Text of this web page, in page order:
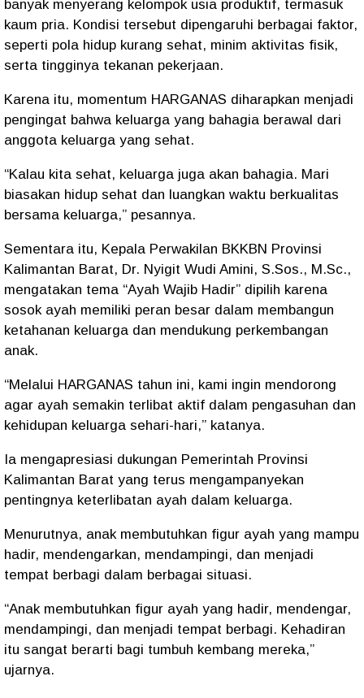
banyak menyerang kelompok usia produktif, termasuk
kaum pria. Kondisi tersebut dipengaruhi berbagai faktor,
seperti pola hidup kurang sehat, minim aktivitas fisik,
serta tingginya tekanan pekerjaan.
Karena itu, momentum HARGANAS diharapkan menjadi
pengingat bahwa keluarga yang bahagia berawal dari
anggota keluarga yang sehat.
“Kalau kita sehat, keluarga juga akan bahagia. Mari
biasakan hidup sehat dan luangkan waktu berkualitas
bersama keluarga,” pesannya.
Sementara itu, Kepala Perwakilan BKKBN Provinsi
Kalimantan Barat, Dr. Nyigit Wudi Amini, S.Sos., M.Sc.,
mengatakan tema “Ayah Wajib Hadir” dipilih karena
sosok ayah memiliki peran besar dalam membangun
ketahanan keluarga dan mendukung perkembangan
anak.
“Melalui HARGANAS tahun ini, kami ingin mendorong
agar ayah semakin terlibat aktif dalam pengasuhan dan
kehidupan keluarga sehari-hari,” katanya.
Ia mengapresiasi dukungan Pemerintah Provinsi
Kalimantan Barat yang terus mengampanyekan
pentingnya keterlibatan ayah dalam keluarga.
Menurutnya, anak membutuhkan figur ayah yang mampu
hadir, mendengarkan, mendampingi, dan menjadi
tempat berbagi dalam berbagai situasi.
“Anak membutuhkan figur ayah yang hadir, mendengar,
mendampingi, dan menjadi tempat berbagi. Kehadiran
itu sangat berarti bagi tumbuh kembang mereka,”
ujarnya.